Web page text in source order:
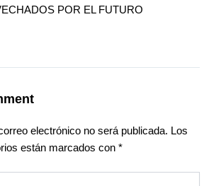
POR EL FUTURO
electrónico no será publicada. Los
están marcados con *